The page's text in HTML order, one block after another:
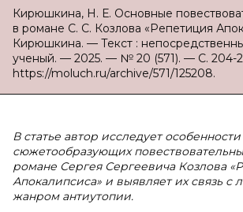
Кирюшкина, Н. Е. Основные
в романе С. С. Козлова «Репетиция
Кирюшкина. — Текст :
ученый. — 2025. — № 20 (571). — С. 204-
https://moluch.ru/archive/571/125208.
В статье автор исследует
сюжетообразующих
романе Сергея Сергеевича Козлова
Апокалипсиса» и выявляет их связь с
жанром антиутопии.